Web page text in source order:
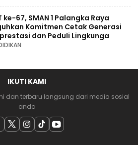
ke-67, SMAN 1 Palangka Raya
Komitmen Cetak Generasi
dan Peduli Lingkunga
IKUTI KAMI
dan terbaru langsung dari media sosial
anda